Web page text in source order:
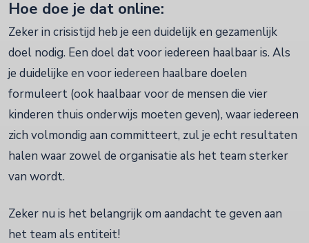
Hoe doe je dat online:
Zeker in crisistijd heb je een duidelijk en gezamenlijk
doel nodig. Een doel dat voor iedereen haalbaar is. Als
je duidelijke en voor iedereen haalbare doelen
formuleert (ook haalbaar voor de mensen die vier
kinderen thuis onderwijs moeten geven), waar iedereen
zich volmondig aan committeert, zul je echt resultaten
halen waar zowel de organisatie als het team sterker
van wordt.
Zeker nu is het belangrijk om aandacht te geven aan
het team als entiteit!